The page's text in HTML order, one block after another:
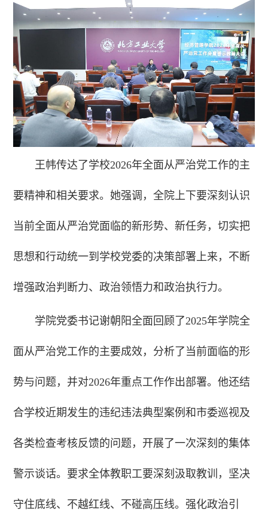
王帏传达了学校2026年全面从严治党工作的主
要精神和相关要求。她强调，全院上下要深刻认识
当前全面从严治党面临的新形势、新任务，切实把
思想和行动统一到学校党委的决策部署上来，不断
增强政治判断力、政治领悟力和政治执行力。
学院党委书记谢朝阳全面回顾了2025年学院全
面从严治党工作的主要成效，分析了当前面临的形
势与问题，并对2026年重点工作作出部署。他还结
合学校近期发生的违纪违法典型案例和市委巡视及
各类检查考核反馈的问题，开展了一次深刻的集体
警示谈话。要求全体教职工要深刻汲取教训，坚决
守住底线、不越红线、不碰高压线。强化政治引